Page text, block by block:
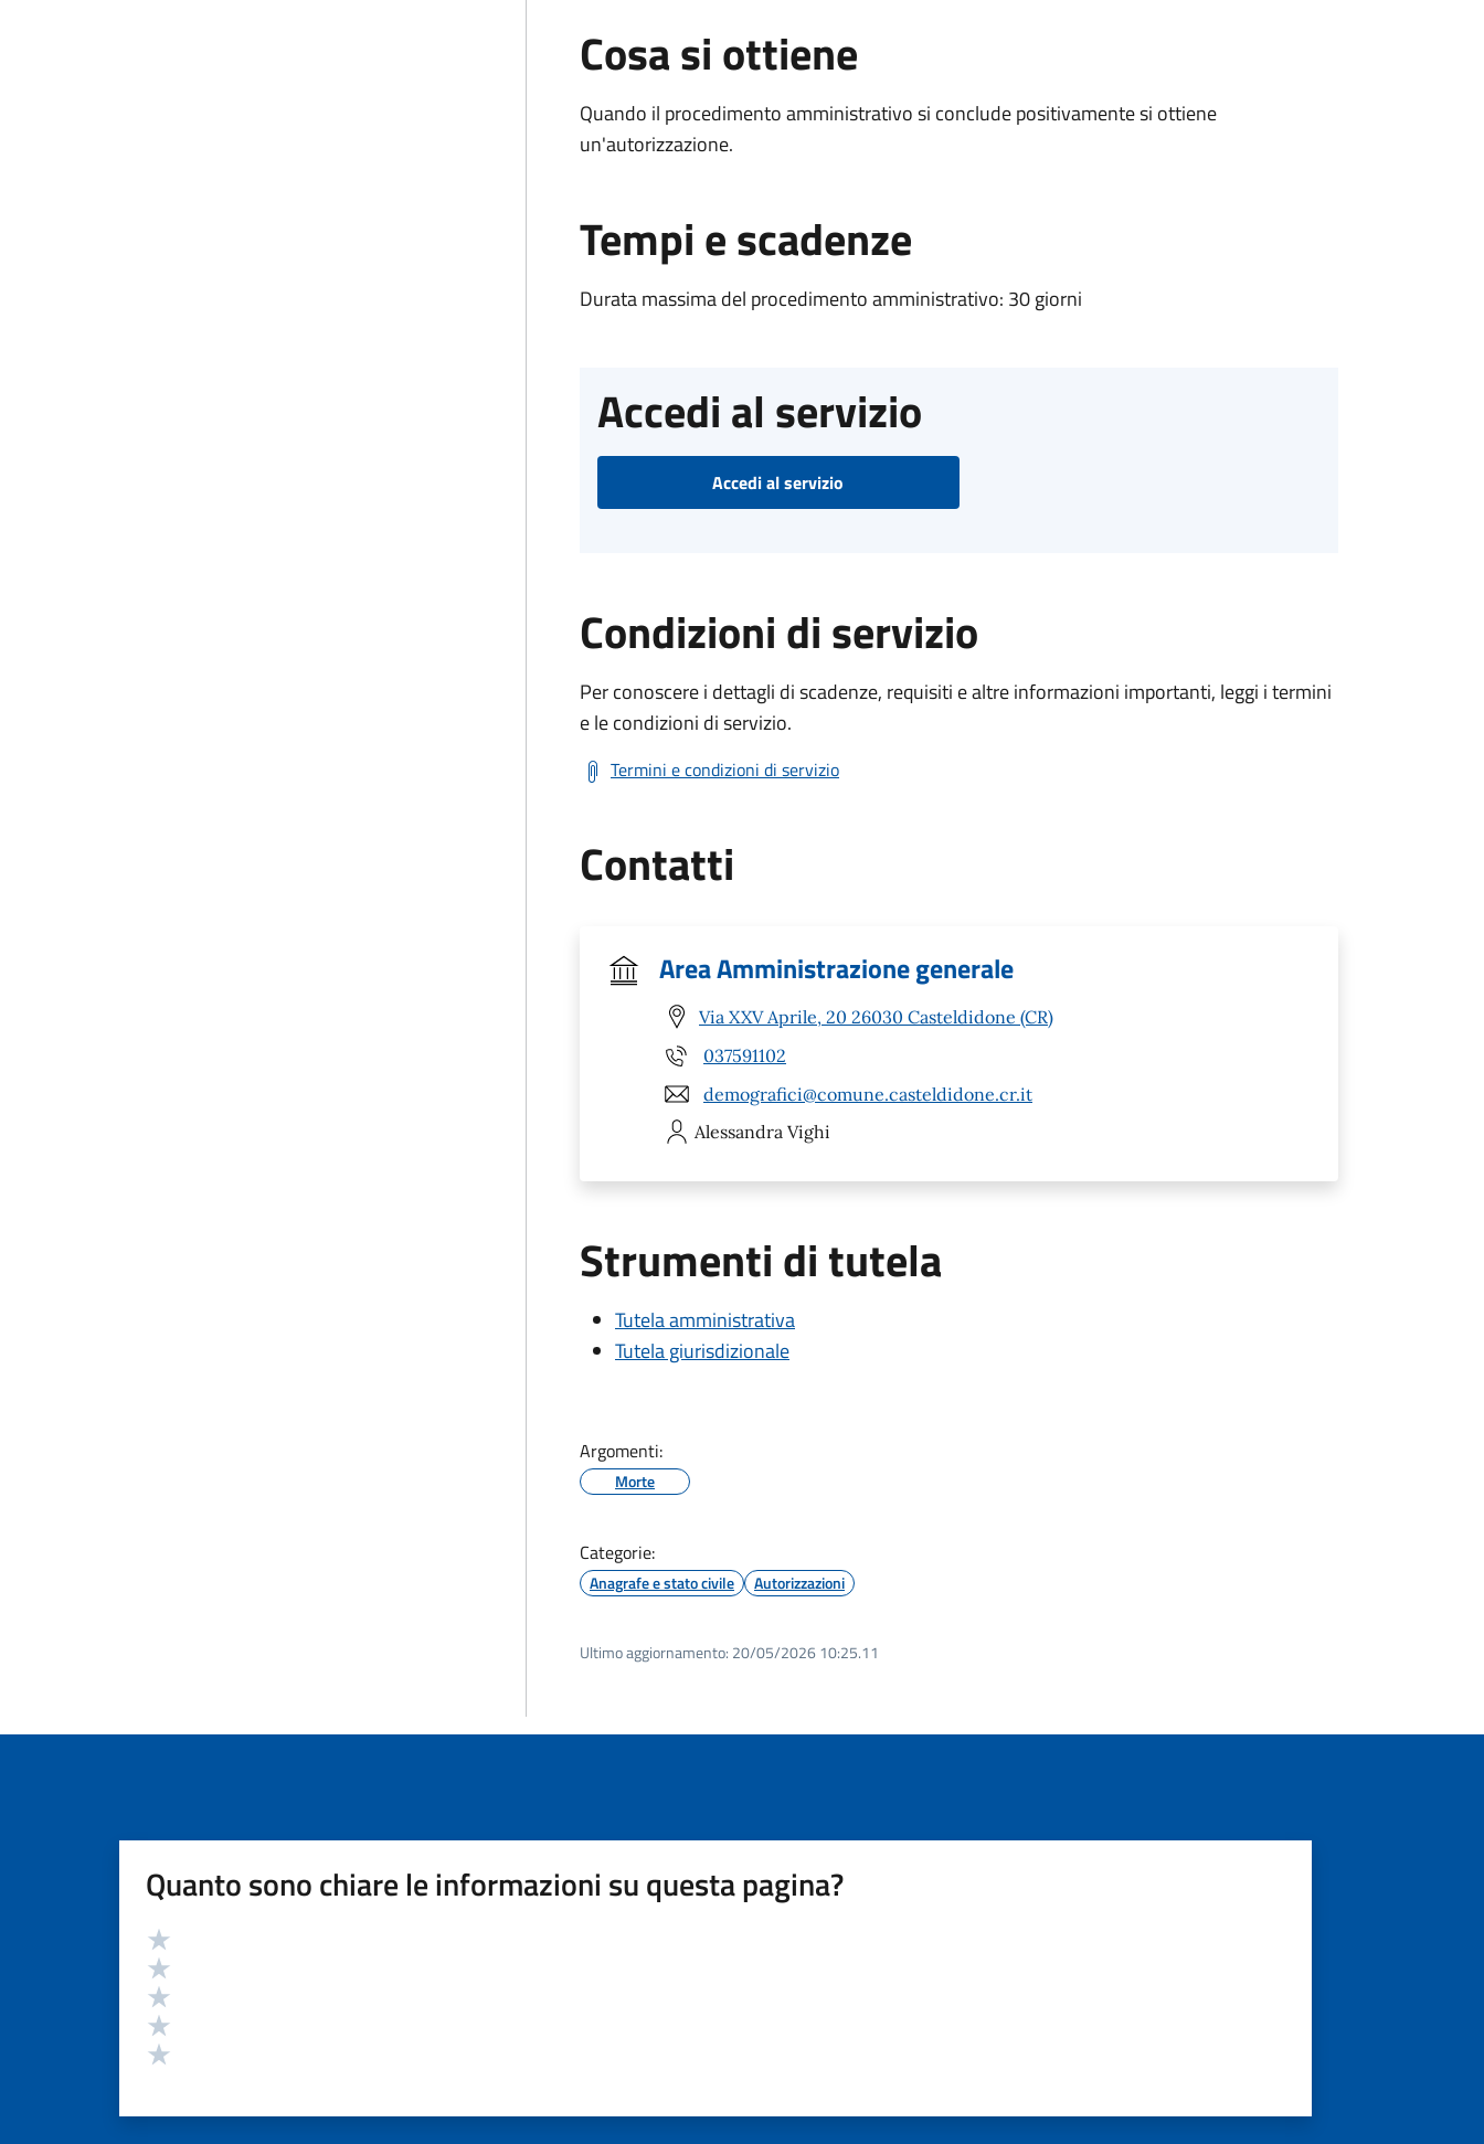
Cosa si ottiene
Quando il procedimento amministrativo si conclude positivamente si ottiene
un'autorizzazione.
Tempi e scadenze
Durata massima del procedimento amministrativo: 30 giorni
Accedi al servizio
Accedi al servizio
Condizioni di servizio
Per conoscere i dettagli di scadenze, requisiti e altre informazioni importanti, leggi i termini
e le condizioni di servizio.
Termini e condizioni di servizio
Contatti
Area Amministrazione generale
Via XXV Aprile, 20 26030 Casteldidone (CR)
037591102
demografici@comune.casteldidone.cr.it
Alessandra Vighi
Strumenti di tutela
Tutela amministrativa
Tutela giurisdizionale
Argomenti:
Morte
Categorie:
Anagrafe e stato civile Autorizzazioni
Ultimo aggiornamento: 20/05/2026 10:25.11
Quanto sono chiare le informazioni su questa pagina?
Valutazione